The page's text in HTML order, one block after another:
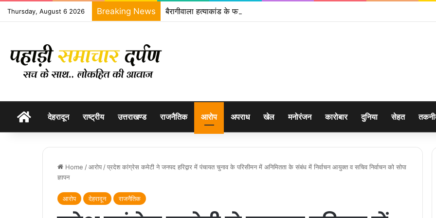
Thursday, August 6 2026 Breaking News बैरागीवाला हत्याकांड के फरार चल रहे अभियुक्त को दून पुलिस ने हरिद्वार से किया गिरफ्तार
होम देहरादून राष्ट्रीय उत्तराखण्ड राजनैतिक आरोप अपराध खेल मनोरंजन कारोबार दुनिया सेहत
Home /आरोप /प्रदेश कांग्रेस कमेटी ने जनपद हरिद्वार में पंचायत चुनाव के परिसीमन में अनिमितता के संबंध में निर्वाचन आयुक्त व सचिव निर्वाचन को सोपा
ज्ञापन
आरोप देहरादून राजनैतिक